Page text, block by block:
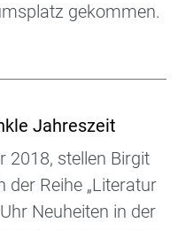
gekommen.
Jahreszeit
2018, stellen Birgit
der Reihe „Literatur
Neuheiten in der